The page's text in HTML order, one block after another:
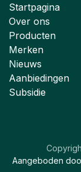
Startpagina
Over ons
Producten
Merken
Nieuws
Aanbiedingen
Subsidie
Aangeboden